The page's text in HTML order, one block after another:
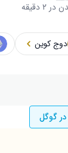
۲ دقیقه
دوج کوین
در گوگل